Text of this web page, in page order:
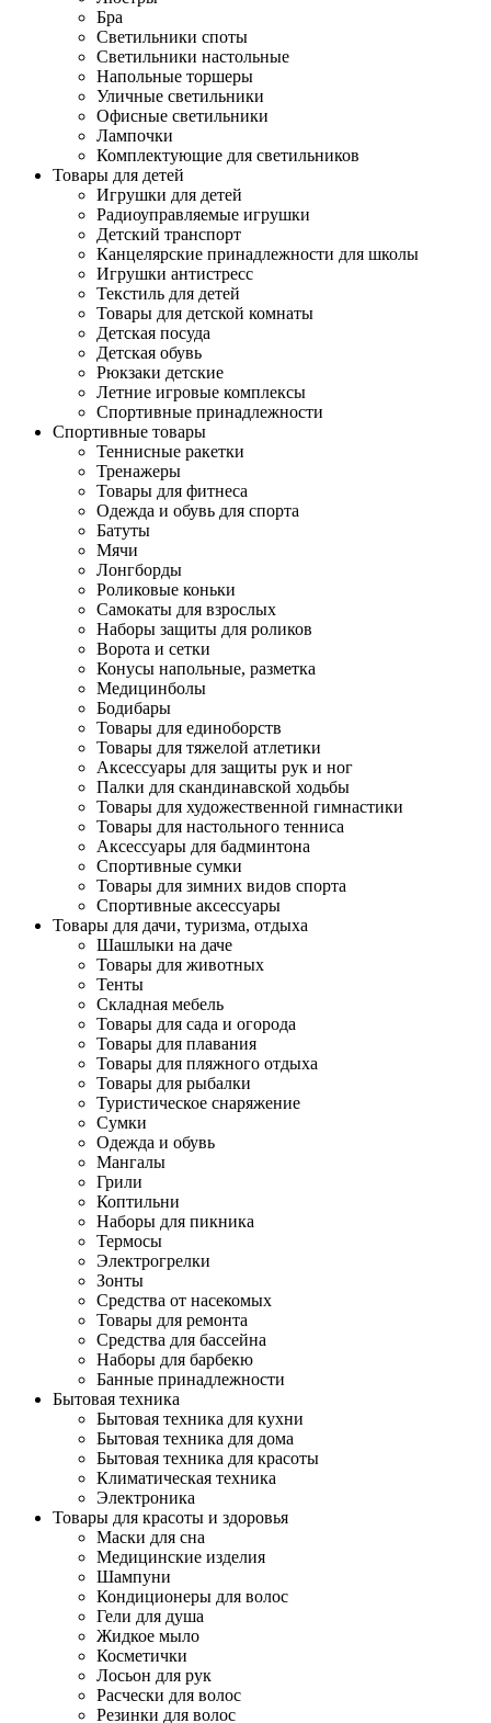
Бра
Светильники споты
Светильники настольные
Напольные торшеры
Уличные светильники
Офисные светильники
Лампочки
Комплектующие для светильников
Товары для детей
Игрушки для детей
Радиоуправляемые игрушки
Детский транспорт
Канцелярские принадлежности для школы
Игрушки антистресс
Текстиль для детей
Товары для детской комнаты
Детская посуда
Детская обувь
Рюкзаки детские
Летние игровые комплексы
Спортивные принадлежности
Спортивные товары
Теннисные ракетки
Тренажеры
Товары для фитнеса
Одежда и обувь для спорта
Батуты
Мячи
Лонгборды
Роликовые коньки
Самокаты для взрослых
Наборы защиты для роликов
Ворота и сетки
Конусы напольные, разметка
Медицинболы
Бодибары
Товары для единоборств
Товары для тяжелой атлетики
Аксессуары для защиты рук и ног
Палки для скандинавской ходьбы
Товары для художественной гимнастики
Товары для настольного тенниса
Аксессуары для бадминтона
Спортивные сумки
Товары для зимних видов спорта
Спортивные аксессуары
Товары для дачи, туризма, отдыха
Шашлыки на даче
Товары для животных
Тенты
Складная мебель
Товары для сада и огорода
Товары для плавания
Товары для пляжного отдыха
Товары для рыбалки
Туристическое снаряжение
Сумки
Одежда и обувь
Мангалы
Грили
Коптильни
Наборы для пикника
Термосы
Электрогрелки
Зонты
Средства от насекомых
Товары для ремонта
Средства для бассейна
Наборы для барбекю
Банные принадлежности
Бытовая техника
Бытовая техника для кухни
Бытовая техника для дома
Бытовая техника для красоты
Климатическая техника
Электроника
Товары для красоты и здоровья
Маски для сна
Медицинские изделия
Шампуни
Кондиционеры для волос
Гели для душа
Жидкое мыло
Косметички
Лосьон для рук
Расчески для волос
Резинки для волос